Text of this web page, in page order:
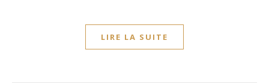
LIRE LA SUITE